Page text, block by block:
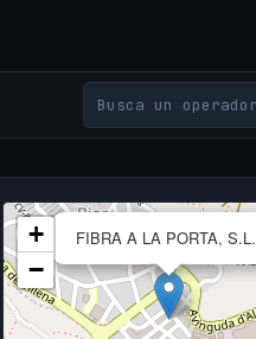
FIBRA A LA PORTA, S.L.
+
−